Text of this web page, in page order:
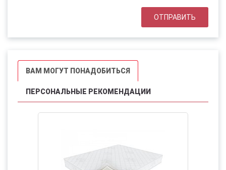
ВАМ МОГУТ ПОНАДОБИТЬСЯ
ПЕРСОНАЛЬНЫЕ РЕКОМЕНДАЦИИ